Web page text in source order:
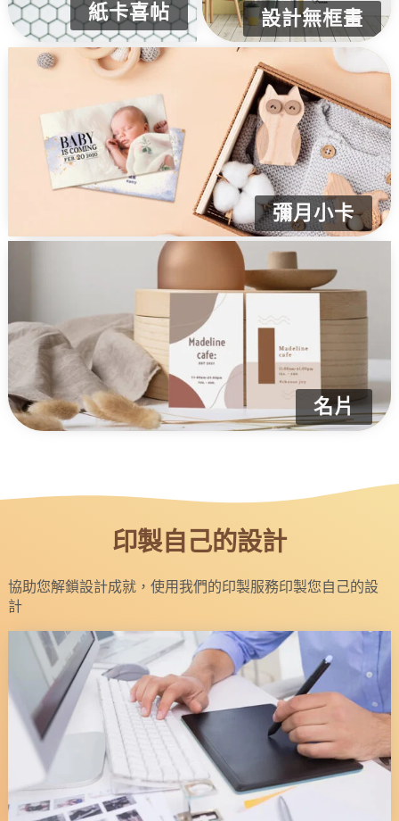
紙卡喜帖
彌月小卡
名片
設計無框畫
印製自己的設計
協助您解鎖設計成就，使用我們的印製服務印製您自己的設
計